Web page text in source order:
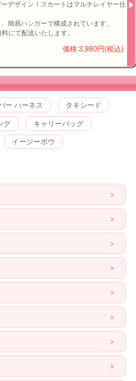
デザイン！スカートはマルチレイヤー仕
簡易ハンガーで構成されています。
にて配送いたします。
価格:3,980円(税込)
ー ハーネス タキシード
グ キャリーバッグ
イージーボウ